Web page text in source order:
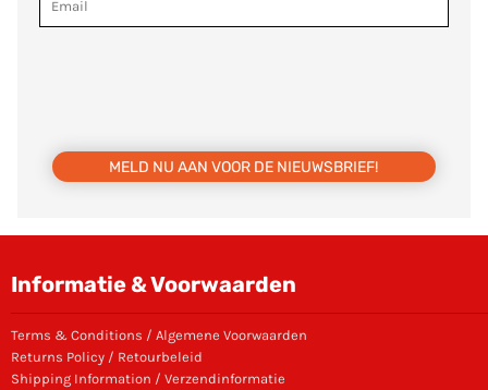
MELD NU AAN VOOR DE NIEUWSBRIEF!
Informatie & Voorwaarden
Terms & Conditions / Algemene Voorwaarden
Returns Policy / Retourbeleid
Shipping Information / Verzendinformatie